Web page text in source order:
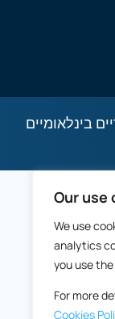
Our use
We use
analytics
you use
For more
Cookies